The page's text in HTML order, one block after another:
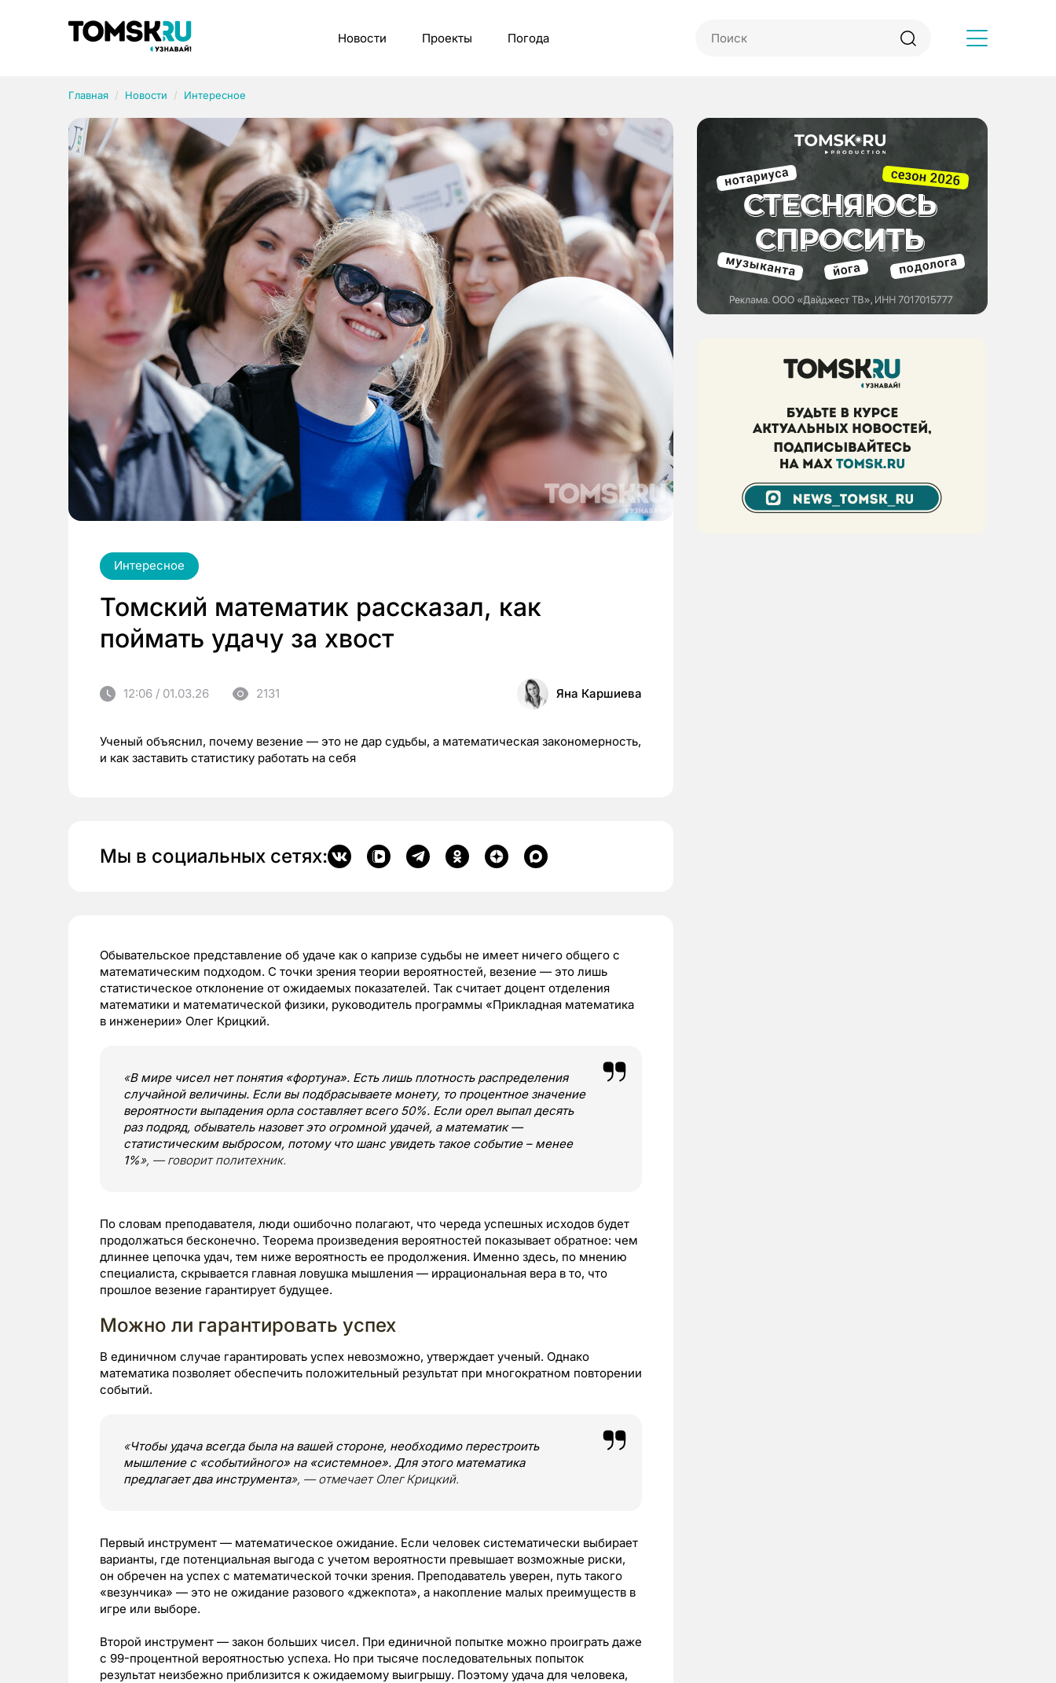
Новости Проекты Погода
Главная Новости Интересное
Интересное
Томский математик рассказал, как
поймать удачу за хвост
12:06 / 01.03.26 2131 Яна Каршиева
Ученый объяснил, почему везение — это не дар судьбы, а математическая закономерность,
и как заставить статистику работать на себя
Мы в социальных сетях:
Обывательское представление об удаче как о капризе судьбы не имеет ничего общего с
математическим подходом. С точки зрения теории вероятностей, везение — это лишь
статистическое отклонение от ожидаемых показателей. Так считает доцент отделения
математики и математической физики, руководитель программы «Прикладная математика
в инженерии» Олег Крицкий.
«В мире чисел нет понятия «фортуна». Есть лишь плотность распределения
случайной величины. Если вы подбрасываете монету, то процентное значение
вероятности выпадения орла составляет всего 50%. Если орел выпал десять
раз подряд, обыватель назовет это огромной удачей, а математик —
статистическим выбросом, потому что шанс увидеть такое событие – менее
1%», — говорит политехник.
По словам преподавателя, люди ошибочно полагают, что череда успешных исходов будет
продолжаться бесконечно. Теорема произведения вероятностей показывает обратное: чем
длиннее цепочка удач, тем ниже вероятность ее продолжения. Именно здесь, по мнению
специалиста, скрывается главная ловушка мышления — иррациональная вера в то, что
прошлое везение гарантирует будущее.
Можно ли гарантировать успех
В единичном случае гарантировать успех невозможно, утверждает ученый. Однако
математика позволяет обеспечить положительный результат при многократном повторении
событий.
«Чтобы удача всегда была на вашей стороне, необходимо перестроить
мышление с «событийного» на «системное». Для этого математика
предлагает два инструмента», — отмечает Олег Крицкий.
Первый инструмент — математическое ожидание. Если человек систематически выбирает
варианты, где потенциальная выгода с учетом вероятности превышает возможные риски,
он обречен на успех с математической точки зрения. Преподаватель уверен, путь такого
«везунчика» — это не ожидание разового «джекпота», а накопление малых преимуществ в
игре или выборе.
Второй инструмент — закон больших чисел. При единичной попытке можно проиграть даже
с 99-процентной вероятностью успеха. Но при тысяче последовательных попыток
результат неизбежно приблизится к ожидаемому выигрышу. Поэтому удача для человека,
Рубрики